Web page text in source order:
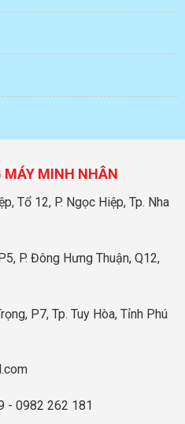
MÁY MINH NHÂN
Tổ 12, P. Ngọc Hiệp, Tp. Nha
P. Đông Hưng Thuận, Q12,
P7, Tp. Tuy Hòa, Tỉnh Phú
- 0982 262 181